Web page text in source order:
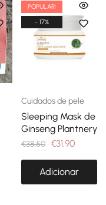
POPULAR!
- 17%
Cuidados de pele
Sleeping Mask de
Ginseng Plantnery
€38,50 €31,90
Adicionar